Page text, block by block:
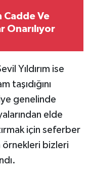
Cadde Ve
Onarılıyor
Yıldırım ise
taşıdığını
genelinde
elde
için seferber
örnekleri bizleri